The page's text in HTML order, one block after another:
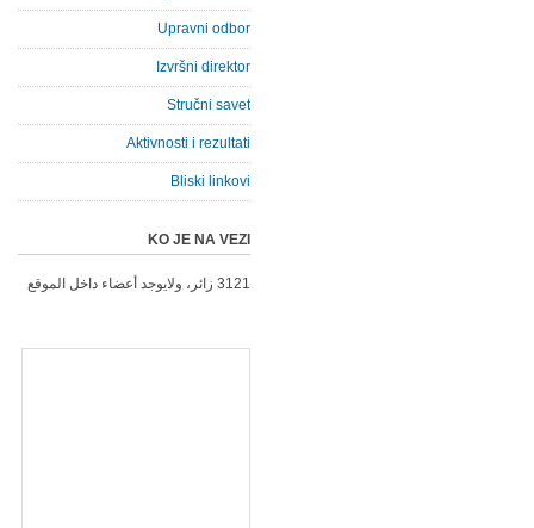
Upravni odbor
Izvršni direktor
Stručni savet
Aktivnosti i rezultati
Bliski linkovi
KO JE NA VEZI
3121 زائر، ولايوجد أعضاء داخل الموقع